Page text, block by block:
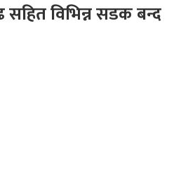
विभिन्न सडक बन्द